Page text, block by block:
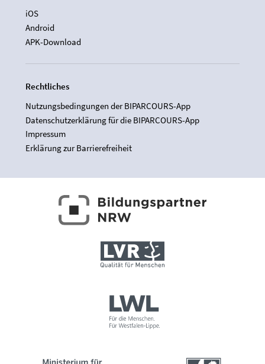
iOS
Android
APK-Download
Rechtliches
Nutzungsbedingungen der BIPARCOURS-App
Datenschutzerklärung für die BIPARCOURS-App
Impressum
Erklärung zur Barrierefreiheit